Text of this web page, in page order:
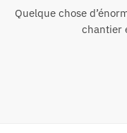
Quelque chose
chantier